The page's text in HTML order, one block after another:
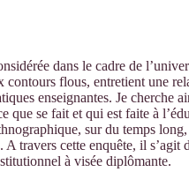
dans le cadre de
flous, entretient une
enseignantes. Je cherche
que se fait et qui est faite à
sur du temps
travers cette enquête, il
à visée diplômante.